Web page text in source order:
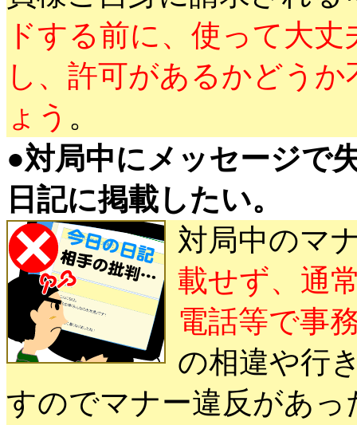
ドする前に、使って大
し、許可があるかどう
ょう 。
●対局中にメッセージで
日記に掲載したい。
対局中のマ
載せず、通
電話等で事
の相違や行
すのでマナー違反があ